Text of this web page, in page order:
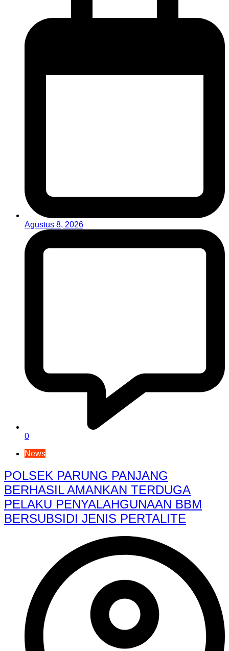
Agustus 8, 2026
0
News
POLSEK PARUNG PANJANG
BERHASIL AMANKAN TERDUGA
PELAKU PENYALAHGUNAAN BBM
BERSUBSIDI JENIS PERTALITE